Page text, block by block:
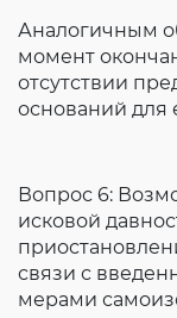
Аналогичным
момент
отсутствии
оснований для
Вопрос 6:
исковой
связи с
мерами